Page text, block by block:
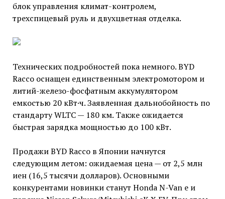
блок управления климат-контролем,
трехспицевый руль и двухцветная отделка.
Технических подробностей пока немного. BYD
Racco оснащен единственным электромотором и
литий-железо-фосфатным аккумулятором
емкостью 20 кВт·ч. Заявленная дальнобойность по
стандарту WLTC — 180 км. Также ожидается
быстрая зарядка мощностью до 100 кВт.
Продажи BYD Racco в Японии начнутся
следующим летом: ожидаемая цена — от 2,5 млн
иен (16,5 тысячи долларов). Основными
конкурентами новинки станут Honda N-Van e и